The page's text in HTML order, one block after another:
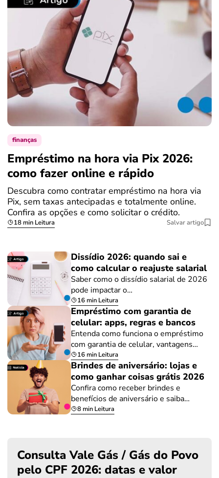
finanças
Empréstimo na hora via Pix 2026:
como fazer online e rápido
Descubra como contratar empréstimo na hora via
Pix, sem taxas antecipadas e totalmente online.
Confira as opções e como solicitar o crédito.
18 min Leitura Salvar artigo
Dissídio 2026: quando sai e
como calcular o reajuste salarial
Saber como o dissídio salarial de 2026
pode impactar o…
16 min Leitura
Empréstimo com garantia de
celular: apps, regras e bancos
Entenda como funciona o empréstimo
com garantia de celular, vantagens…
16 min Leitura
Brindes de aniversário: lojas e
como ganhar coisas grátis 2026
Confira como receber brindes e
benefícios de aniversário e saiba…
8 min Leitura
Consulta Vale Gás / Gás do Povo
pelo CPF 2026: datas e valor